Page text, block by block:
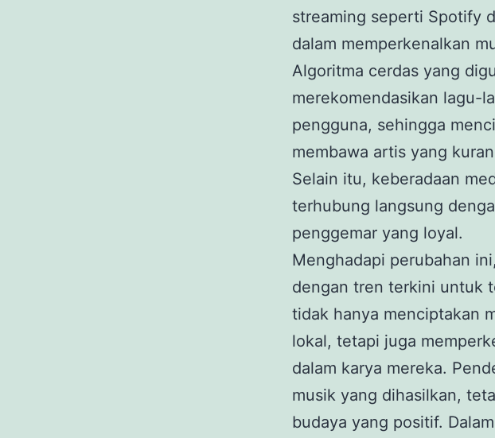
streaming seperti Spotify
dalam memperkenalkan
Algoritma cerdas yang
merekomendasikan lagu-
pengguna, sehingga
membawa artis yang
Selain itu, keberadaan
terhubung langsung
penggemar yang loyal.
Menghadapi perubahan
dengan tren terkini untuk
tidak hanya menciptakan
lokal, tetapi juga
dalam karya mereka.
musik yang dihasilkan,
budaya yang positif.